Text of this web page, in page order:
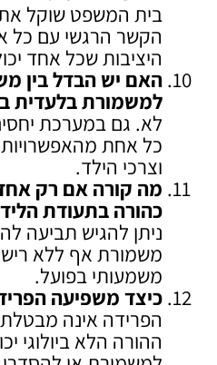
בית המשפט שוקל
הקשר הרגשי עם כל
היציבות שכל אחד
האם יש הבדל בין
למשמורת בלעדית
לא. גם במערכת
כל אחת
וצרכי הילד.
מה קורה אם רק
כהורה בתעודת
ניתן להגיש תביעה
משמורת אף ללא
משמעותי בפועל.
כיצד משפיעה
הפרידה אינה
ההורה הלא ביולוגי